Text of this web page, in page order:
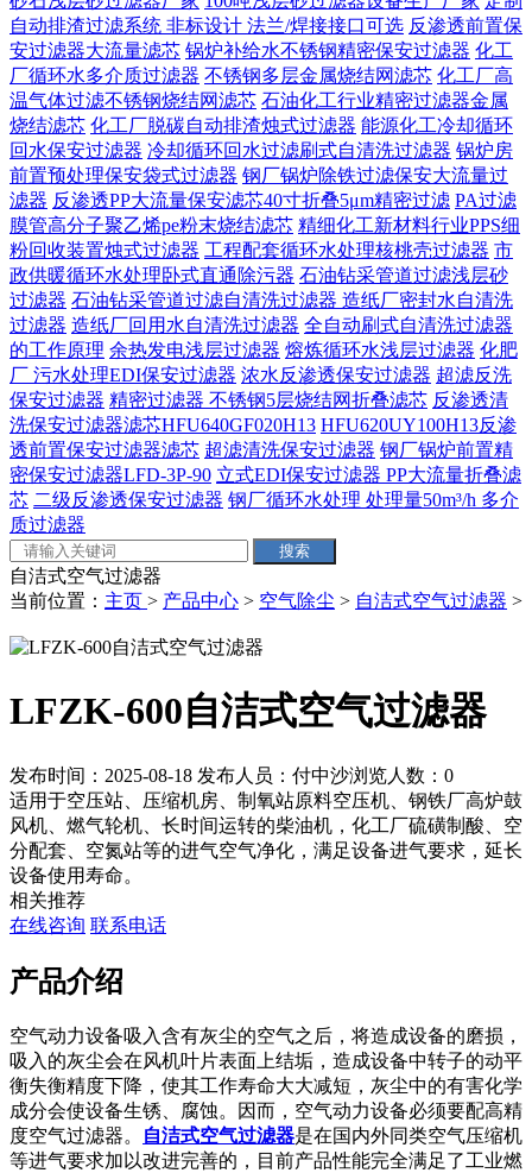
自动排渣过滤系统 非标设计 法兰/焊接接口可选‌ 反渗透前置保
安过滤器大流量滤芯 锅炉补给水不锈钢精密保安过滤器 化工
厂循环水多介质过滤器 不锈钢多层金属烧结网滤芯 化工厂高
温气体过滤不锈钢烧结网滤芯 石油化工行业精密过滤器金属
烧结滤芯 化工厂脱碳自动排渣烛式过滤器 能源化工冷却循环
回水保安过滤器 冷却循环回水过滤刷式自清洗过滤器 锅炉房
前置预处理保安袋式过滤器 钢厂锅炉除铁过滤保安大流量过
滤器 反渗透PP大流量保安滤芯40寸折叠5μm精密过滤 PA过滤
膜管高分子聚乙烯pe粉末烧结滤芯 精细化工新材料行业PPS细
粉回收装置烛式过滤器 工程配套循环水处理核桃壳过滤器 市
政供暖循环水处理卧式直通除污器 石油钻采管道过滤浅层砂
过滤器 石油钻采管道过滤自清洗过滤器 造纸厂密封水自清洗
过滤器 造纸厂回用水自清洗过滤器 全自动刷式自清洗过滤器
的工作原理 余热发电浅层过滤器 熔炼循环水浅层过滤器 化肥
厂 污水处理EDI保安过滤器 浓水反渗透保安过滤器 超滤反洗
保安过滤器 精密过滤器 不锈钢5层烧结网折叠滤芯 反渗透清
洗保安过滤器滤芯HFU640GF020H13 HFU620UY100H13反渗
透前置保安过滤器滤芯 超滤清洗保安过滤器 钢厂锅炉前置精
密保安过滤器LFD-3P-90 立式EDI保安过滤器 PP大流量折叠滤
芯 二级反渗透保安过滤器 钢厂循环水处理 处理量50m³/h 多介
质过滤器
自洁式空气过滤器
当前位置： 主页 > 产品中心 > 空气除尘 > 自洁式空气过滤器 >
LFZK-600自洁式空气过滤器
发布时间：2025-08-18 发布人员：付中沙浏览人数： 0
适用于空压站、压缩机房、制氧站原料空压机、钢铁厂高炉鼓
风机、燃气轮机、长时间运转的柴油机，化工厂硫磺制酸、空
分配套、空氮站等的进气空气净化，满足设备进气要求，延长
设备使用寿命。
相关推荐
在线咨询 联系电话
产品介绍
空气动力设备吸入含有灰尘的空气之后，将造成设备的磨损，
吸入的灰尘会在风机叶片表面上结垢，造成设备中转子的动平
衡失衡精度下降，使其工作寿命大大减短，灰尘中的有害化学
成分会使设备生锈、腐蚀。因而，空气动力设备必须要配高精
度空气过滤器。
自洁式空气过滤器是在国内外同类空气压缩机
等进气要求加以改进完善的，目前产品性能完全满足了工业燃